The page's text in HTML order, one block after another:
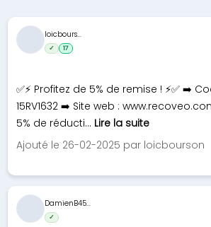
✅⚡ Profitez de 5% de remise ! ⚡✅ ➡️
15RV1632 ➡️ Site web :
5% de réducti... Lire la suite
Ajouté le 26-02-2025 par loicbourson
loicbours...
✓ 17
DamienB45...
✓